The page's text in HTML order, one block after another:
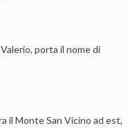
porta il nome di
il Monte San Vicino ad est,